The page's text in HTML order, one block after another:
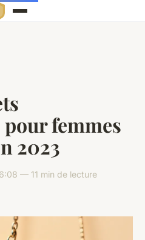
femmes
2023
— 11 min de lecture